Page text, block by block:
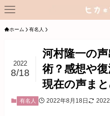
ホーム 有名人
河村隆一の
術？感想や
現在の声ま
2022
8/18
有名人 2022年8月18日